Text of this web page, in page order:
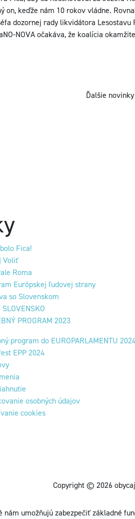
on, keďže nám 10 rokov vládne.
dozornej rady likvidátora
NOVA očakáva, že koalícia
Ďalšie novinky
Fica!
Voliť
Roma
Európskej ľudovej strany
so Slovenskom
PROGRAM 2023
program do EUROPARLAMENTU
EPP 2024
osobných údajov
cookies
Copyright © 2026
umožňujú zabezpečiť základné